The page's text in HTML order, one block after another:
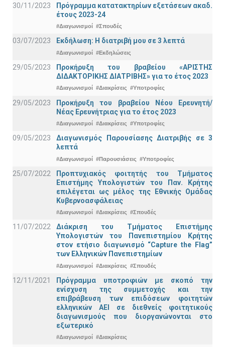
30/11/2023
Πρόγραμμα κατατακτηρίων εξετάσεων ακαδ.
έτους 2023-24
#Διαγωνισμοί #Σπουδές
03/07/2023 Εκδήλωση: Η διατριβή μου σε 3 λεπτά
#Διαγωνισμοί #Εκδηλώσεις
29/05/2023
Προκήρυξη του βραβείου «ΑΡΙΣΤΗΣ
ΔΙΔΑΚΤΟΡΙΚΗΣ ΔΙΑΤΡΙΒΗΣ» για το έτος 2023
#Διαγωνισμοί #Διακρίσεις #Υποτροφίες
29/05/2023
Προκήρυξη του βραβείου Νέου Ερευνητή/
Νέας Ερευνήτριας για το έτος 2023
#Διαγωνισμοί #Διακρίσεις #Υποτροφίες
09/05/2023
Διαγωνισμός Παρουσίασης Διατριβής σε 3
λεπτά
#Διαγωνισμοί #Παρουσιάσεις #Υποτροφίες
25/07/2022
Προπτυχιακός φοιτητής του Τμήματος
Επιστήμης Υπολογιστών του Παν. Κρήτης
επιλέγεται ως μέλος της Εθνικής Ομάδας
Κυβερνοασφάλειας
#Διαγωνισμοί #Διακρίσεις #Σπουδές
11/07/2022
Διάκριση του Τμήματος Επιστήμης
Υπολογιστών του Πανεπιστημίου Κρήτης
στον ετήσιο διαγωνισμό “Capture the Flag”
των Ελληνικών Πανεπιστημίων
#Διαγωνισμοί #Διακρίσεις #Σπουδές
12/11/2021
Πρόγραμμα υποτροφιών με σκοπό την
ενίσχυση της συμμετοχής και την
επιβράβευση των επιδόσεων φοιτητών
ελληνικών ΑΕΙ σε διεθνείς φοιτητικούς
διαγωνισμούς που διοργανώνονται στο
εξωτερικό
#Διαγωνισμοί #Διακρίσεις